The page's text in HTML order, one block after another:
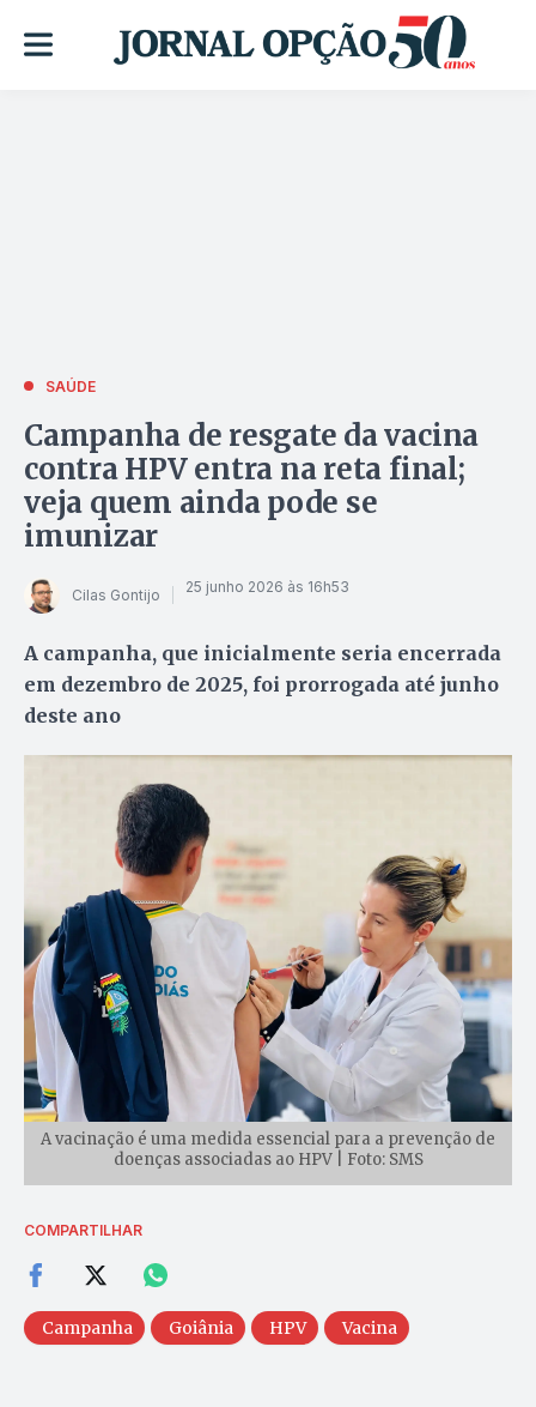
SAÚDE
Campanha de resgate da vacina
contra HPV entra na reta final;
veja quem ainda pode se
imunizar
Cilas Gontijo 25 junho 2026 às 16h53
A campanha, que inicialmente seria encerrada
em dezembro de 2025, foi prorrogada até junho
deste ano
A vacinação é uma medida essencial para a prevenção de
doenças associadas ao HPV | Foto: SMS
COMPARTILHAR
Campanha Goiânia HPV Vacina